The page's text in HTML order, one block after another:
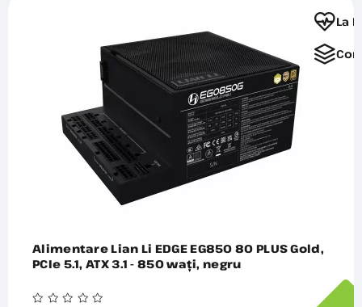
La
Alimentare Lian Li EDGE EG850 80 PLUS Gold,
PCIe 5.1, ATX 3.1 - 850 wați, negru